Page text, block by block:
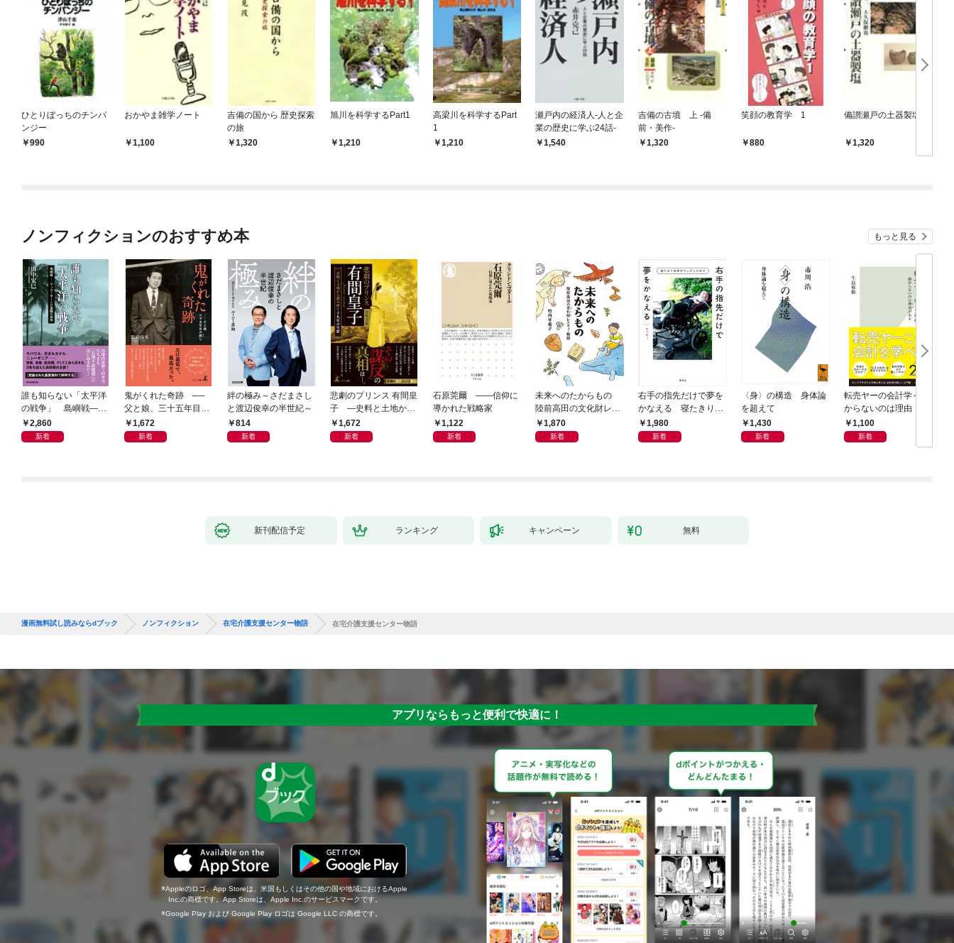
ひとりぼっちのチンパ
ンジー
990
おかやま雑学ノート
1,100
吉備の国から 歴史探索
の旅
1,320
旭川を科学するPart1
1,210
高梁川を科学するPart
1
1,210
瀬戸内の経済人-人と企
業の歴史に学ぶ24話-
1,540
吉備の古墳 上 -備
前・美作-
1,320
笑顔の教育学 1
880
備讃瀬戸の土器製塩
1,320
ノンフィクションのおすすめ本 もっと見る
誰も知らない「太平洋
の戦争」 島嶼戦――
マッカーサーとの激闘
の真実
2,860
新着
鬼がくれた奇跡 ──
父と娘、三十五年目の
赦し1,672
新着
絆の極み～さだまさし
と渡辺俊幸の半世紀～
814
新着
悲劇のプリンス 有間皇
子 ―史料と土地から
読み直す十九年の生涯
1,672
新着
石原莞爾 ――信仰に
導かれた戦略家
1,122
新着
未来へのたからもの
陸前高田の文化財レス
キュー物語
1,870
新着
右手の指先だけで夢を
かなえる 寝たきり系
男子ウッディの日々
1,980
新着
〈身〉の構造 身体論
を超えて
1,430
新着
転売ヤーの会計学～儲
からないのは理由（わ
け）がある～
1,100
新着
新刊配信予定 ランキング キャンペーン 無料
漫画無料試し読みならdブック ノンフィクション 在宅介護支援センター物語 在宅介護支援センター物語
アプリならもっと便利で快適に！
Appleのロゴ、App Storeは、米国もしくはその他の国や地域におけるApple
Inc.の商標です。App Storeは、Apple Inc.のサービスマークです。
Google Play および Google Play ロゴは Google LLC の商標です。